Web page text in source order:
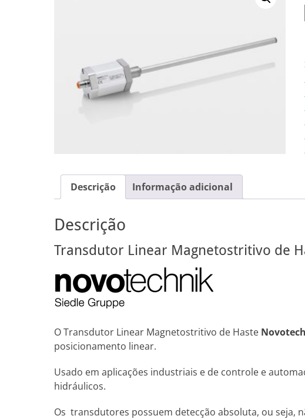
Descrição Informação adicional
Descrição
Transdutor Linear Magnetostritivo de
O Transdutor Linear Magnetostritivo de Haste
posicionamento linear.
Usado em aplicações industriais e de controle e
hidráulicos.
Os transdutores possuem detecção absoluta, ou seja,